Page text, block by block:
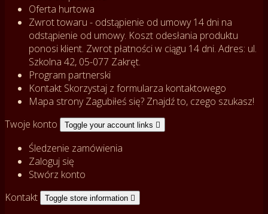
Oferta hurtowa
Zwrot towaru - odstąpienie od umowy14 dni na
odstąpienie od umowy. Koszt odesłania produktu
ponosi klient. Zwrot płatności w ciągu 14 dni. Adres: ul.
Szkolna 42, 05-077 Zakręt.
Program partnerski
Kontakt Skorzystaj z formularza kontaktowego
Mapa stronyZagubiłeś się? Znajdź to, czego szukasz!
Twoje konto
Toggle your account links 
Śledzenie zamówienia
Zaloguj się
Stwórz konto
Kontakt
Toggle store information 